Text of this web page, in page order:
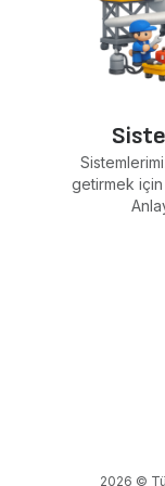
getirmek için
2026 ©